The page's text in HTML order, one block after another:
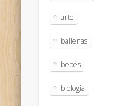
arte
ballenas
bebés
biologia